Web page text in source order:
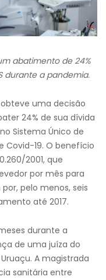
abatimento de 24%
durante a pandemia.
uma decisão
24% de sua dívida
Sistema Único de
Covid-19. O benefício
2001, que
por mês para
pelo menos, seis
até 2017.
durante a
de uma juíza do
A magistrada
sanitária entre